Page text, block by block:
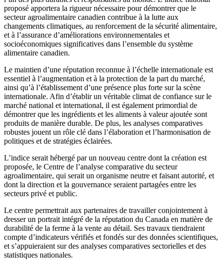
proposé apportera la rigueur nécessaire pour démontrer que le
secteur agroalimentaire canadien contribue à la lutte aux
changements climatiques, au renforcement de la sécurité alimentaire,
et à l’assurance d’améliorations environnementales et
socioéconomiques significatives dans l’ensemble du système
alimentaire canadien.
Le maintien d’une réputation reconnue à l’échelle internationale est
essentiel à l’augmentation et à la protection de la part du marché,
ainsi qu’à l’établissement d’une présence plus forte sur la scène
internationale. Afin d’établir un véritable climat de confiance sur le
marché national et international, il est également primordial de
démontrer que les ingrédients et les aliments à valeur ajoutée sont
produits de manière durable. De plus, les analyses comparatives
robustes jouent un rôle clé dans l’élaboration et l’harmonisation de
politiques et de stratégies éclairées.
L’indice serait hébergé par un nouveau centre dont la création est
proposée, le Centre de l’analyse comparative du secteur
agroalimentaire, qui serait un organisme neutre et faisant autorité, et
dont la direction et la gouvernance seraient partagées entre les
secteurs privé et public.
Le centre permettrait aux partenaires de travailler conjointement à
dresser un portrait intégré de la réputation du Canada en matière de
durabilité de la ferme à la vente au détail. Ses travaux tiendraient
compte d’indicateurs vérifiés et fondés sur des données scientifiques,
et s’appuieraient sur des analyses comparatives sectorielles et des
statistiques nationales.